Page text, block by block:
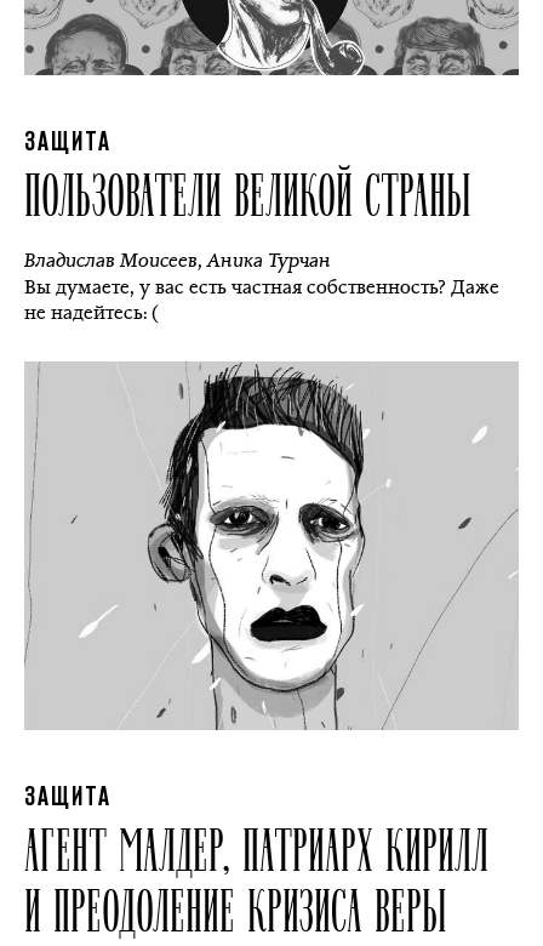
ЗАЩИТА
ПОЛЬЗОВАТЕЛИ ВЕЛИКОЙ СТРАНЫ
Владислав Моисеев,Аника Турчан
Вы думаете, у вас есть частная собственность? Даже
не надейтесь: (
ЗАЩИТА
АГЕНТ МАЛДЕР, ПАТРИАРХ КИРИЛЛ
И ПРЕОДОЛЕНИЕ КРИЗИСА ВЕРЫ